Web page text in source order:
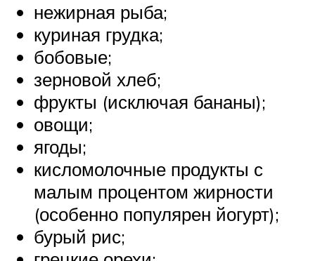
нежирная рыба;
куриная грудка;
бобовые;
зерновой хлеб;
фрукты (исключая бананы);
овощи;
ягоды;
кисломолочные продукты с
малым процентом жирности
(особенно популярен йогурт);
бурый рис;